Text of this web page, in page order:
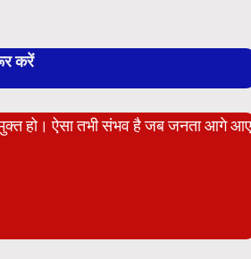
करें
हो। ऐसा तभी संभव है जब जनता आगे आए